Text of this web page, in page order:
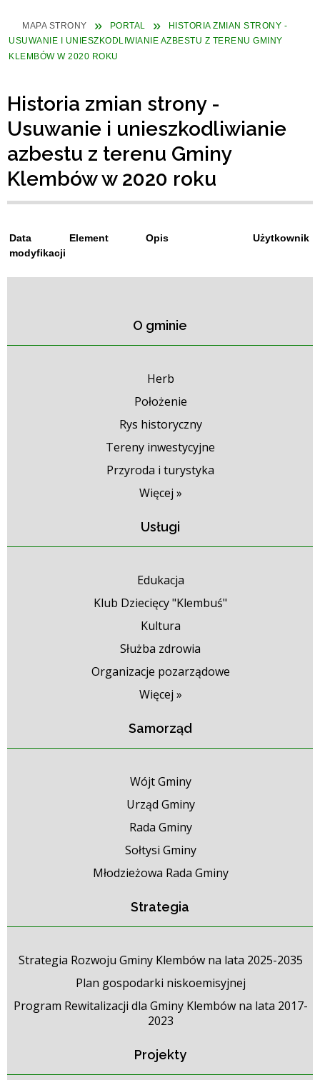
MAPA STRONY PORTAL
HISTORIA ZMIAN STRONY -
USUWANIE I UNIESZKODLIWIANIE AZBESTU Z TERENU GMINY
KLEMBÓW W 2020 ROKU
Historia zmian strony -
Usuwanie i unieszkodliwianie
azbestu z terenu Gminy
Klembów w 2020 roku
Data
modyfikacji
Element Opis Użytkownik
O gminie
Herb
Położenie
Rys historyczny
Tereny inwestycyjne
Przyroda i turystyka
Więcej »
Usługi
Edukacja
Klub Dziecięcy "Klembuś"
Kultura
Służba zdrowia
Organizacje pozarządowe
Więcej »
Samorząd
Wójt Gminy
Urząd Gminy
Rada Gminy
Sołtysi Gminy
Młodzieżowa Rada Gminy
Strategia
Strategia Rozwoju Gminy Klembów na lata 2025-2035
Plan gospodarki niskoemisyjnej
Program Rewitalizacji dla Gminy Klembów na lata 2017-
2023
Projekty